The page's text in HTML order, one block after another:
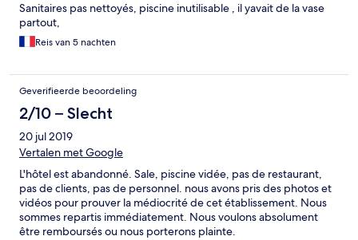
Sanitaires pas nettoyés, piscine inutilisable , il yavait de la vase
partout,
Reis van 5 nachten
Geverifieerde beoordeling
2/10 – Slecht
20 jul 2019
Vertalen met Google
L'hôtel est abandonné. Sale, piscine vidée, pas de restaurant,
pas de clients, pas de personnel. nous avons pris des photos et
vidéos pour prouver la médiocrité de cet établissement. Nous
sommes repartis immédiatement. Nous voulons absolument
être remboursés ou nous porterons plainte.